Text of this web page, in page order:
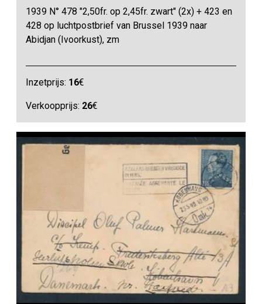
1939 N° 478 "2,50fr. op 2,45fr. zwart" (2x) + 423 en
428 op luchtpostbrief van Brussel 1939 naar
Abidjan (Ivoorkust), zm
Inzetprijs: 16€
Verkoopprijs: 26€